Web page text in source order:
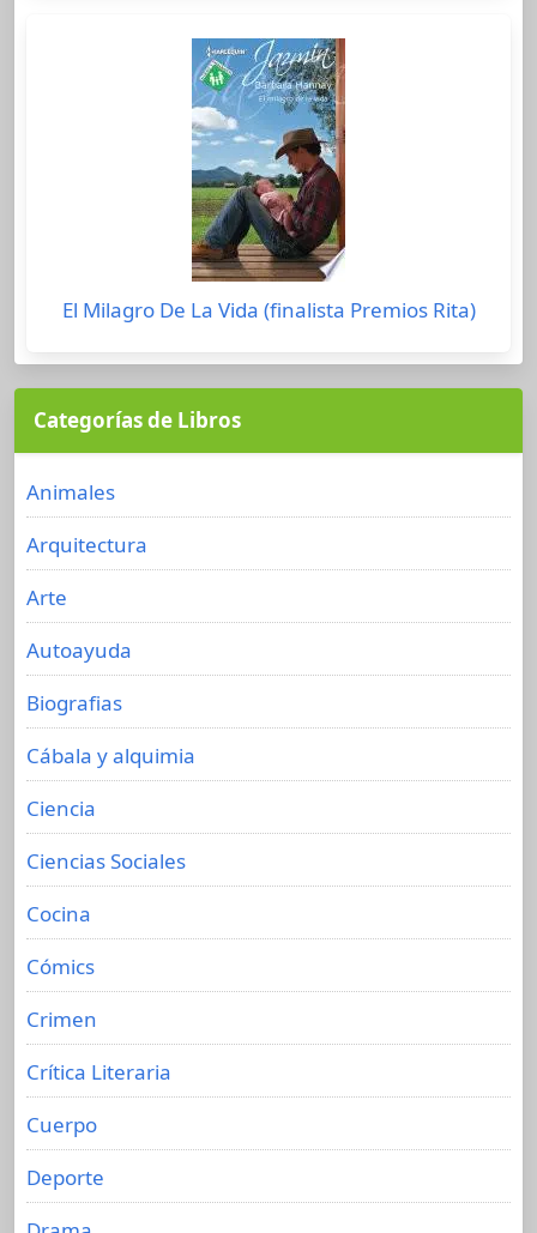
El Milagro De La Vida (finalista Premios Rita)
Categorías de Libros
Animales
Arquitectura
Arte
Autoayuda
Biografias
Cábala y alquimia
Ciencia
Ciencias Sociales
Cocina
Cómics
Crimen
Crítica Literaria
Cuerpo
Deporte